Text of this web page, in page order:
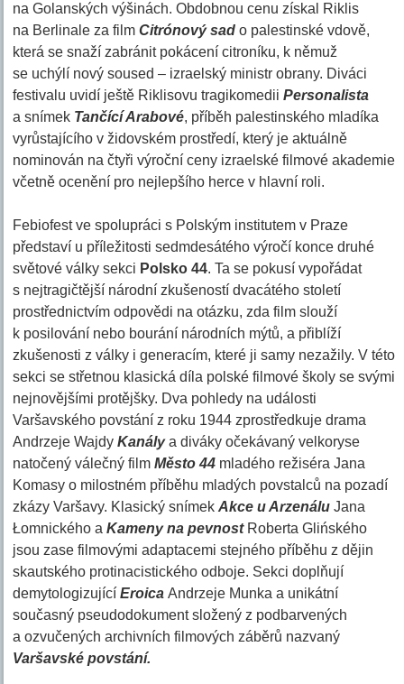
na Golanských výšinách. Obdobnou cenu získal Riklis
na Berlinale za filmCitrónový sad o palestinské vdově,
která se snaží zabránit pokácení citroníku, k němuž
se uchýlí nový soused – izraelský ministr obrany. Diváci
festivalu uvidí ještě Riklisovu tragikomediiPersonalista
a snímek Tančící Arabové, příběh palestinského mladíka
vyrůstajícího v židovském prostředí, který je aktuálně
nominován na čtyři výroční ceny izraelské filmové akademie
včetně ocenění pro nejlepšího herce v hlavní roli.
Febiofest ve spolupráci s Polským institutem v Praze
představí u příležitosti sedmdesátého výročí konce druhé
světové války sekci Polsko 44. Ta se pokusí vypořádat
s nejtragičtější národní zkušeností dvacátého století
prostřednictvím odpovědi na otázku, zda film slouží
k posilování nebo bourání národních mýtů, a přiblíží
zkušenosti z války i generacím, které ji samy nezažily. V této
sekci se střetnou klasická díla polské filmové školy se svými
nejnovějšími protějšky. Dva pohledy na události
Varšavského povstání z roku 1944 zprostředkuje drama
Andrzeje WajdyKanály a diváky očekávaný velkoryse
natočený válečný filmMěsto 44 mladého režiséra Jana
Komasy o milostném příběhu mladých povstalců na pozadí
zkázy Varšavy. Klasický snímekAkce u Arzenálu Jana
Łomnického aKameny na pevnost Roberta Glińského
jsou zase filmovými adaptacemi stejného příběhu z dějin
skautského protinacistického odboje. Sekci doplňují
demytologizující EroicaAndrzeje Munka a unikátní
současný pseudodokument složený z podbarvených
a ozvučených archivních filmových záběrů nazvaný
Varšavské povstání.